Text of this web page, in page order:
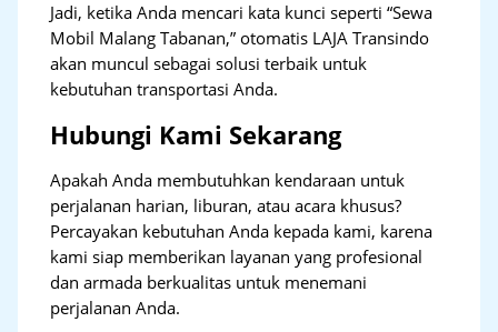
Jadi, ketika Anda mencari kata kunci seperti “Sewa
Mobil Malang Tabanan,” otomatis LAJA Transindo
akan muncul sebagai solusi terbaik untuk
kebutuhan transportasi Anda.
Hubungi Kami Sekarang
Apakah Anda membutuhkan kendaraan untuk
perjalanan harian, liburan, atau acara khusus?
Percayakan kebutuhan Anda kepada kami, karena
kami siap memberikan layanan yang profesional
dan armada berkualitas untuk menemani
perjalanan Anda.